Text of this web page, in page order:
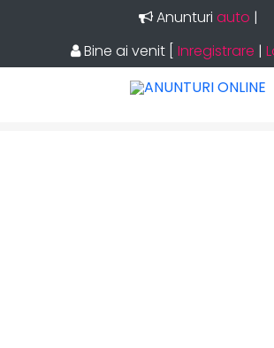
Anunturiaut|
Bine ai venit
Inregistrare |